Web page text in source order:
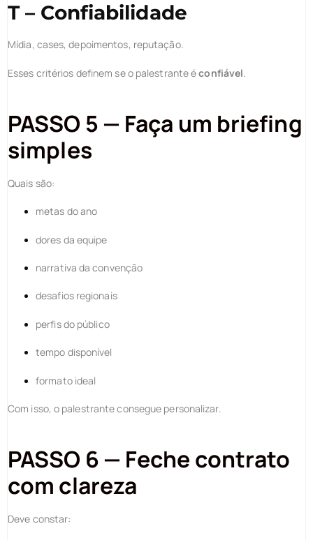
T – Confiabilidade
Mídia, cases, depoimentos, reputação.
Esses critérios definem se o palestrante éconfiável.
PASSO 5 — Faça um briefing
simples
Quais são:
metas do ano
dores da equipe
narrativa da convenção
desafios regionais
perfis do público
tempo disponível
formato ideal
Com isso, o palestrante consegue personalizar.
PASSO 6 — Feche contrato
com clareza
Deve constar: